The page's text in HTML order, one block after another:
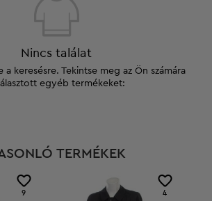
Nincs találat
a keresésre. Tekintse meg az Ön számára
egyéb termékeket:
TERMÉKEK
9 4